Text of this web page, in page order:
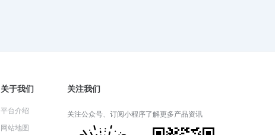
财产一切险包括哪些基本保障？
2024-05-27 03:41:35
关于我们
平台介绍
网站地图
关注我们
关注公众号、订阅小程序了解更多产品资讯